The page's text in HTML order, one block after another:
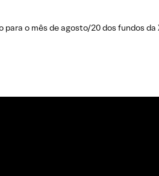
o mês de agosto/20 dos fundos